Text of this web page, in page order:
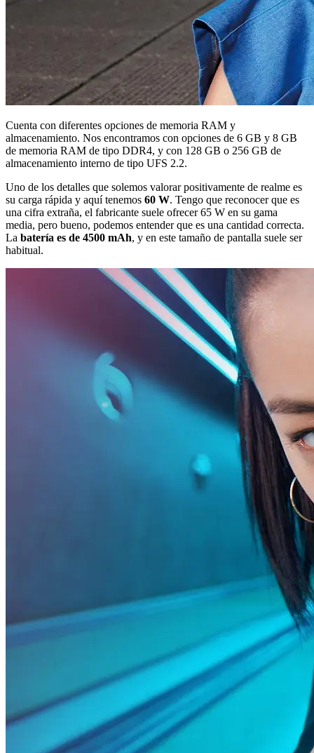
Cuenta con diferentes opciones de memoria RAM y
almacenamiento. Nos encontramos con opciones de 6 GB y 8 GB
de memoria RAM de tipo DDR4, y con 128 GB o 256 GB de
almacenamiento interno de tipo UFS 2.2.
Uno de los detalles que solemos valorar positivamente de realme es
su carga rápida y aquí tenemos 60 W. Tengo que reconocer que es
una cifra extraña, el fabricante suele ofrecer 65 W en su gama
media, pero bueno, podemos entender que es una cantidad correcta.
La batería es de 4500 mAh, y en este tamaño de pantalla suele ser
habitual.